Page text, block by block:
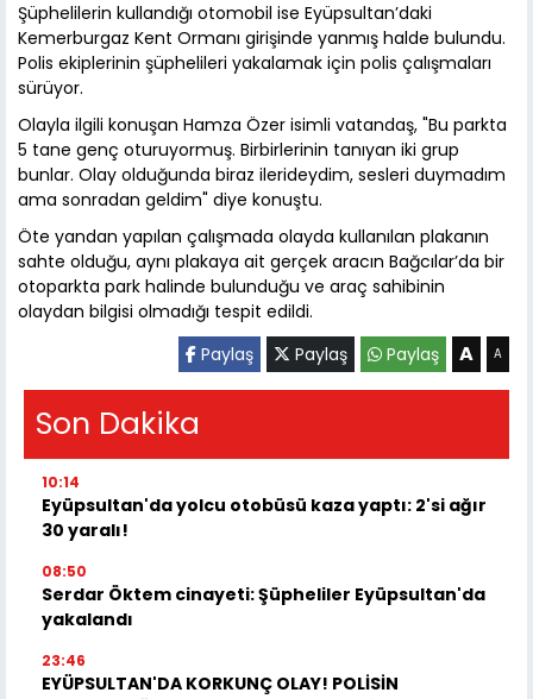
Şüphelilerin kullandığı otomobil ise Eyüpsultan’daki
Kemerburgaz Kent Ormanı girişinde yanmış halde bulundu.
Polis ekiplerinin şüphelileri yakalamak için polis çalışmaları
sürüyor.
Olayla ilgili konuşan Hamza Özer isimli vatandaş, "Bu parkta
5 tane genç oturuyormuş. Birbirlerinin tanıyan iki grup
bunlar. Olay olduğunda biraz ilerideydim, sesleri duymadım
ama sonradan geldim" diye konuştu.
Öte yandan yapılan çalışmada olayda kullanılan plakanın
sahte olduğu, aynı plakaya ait gerçek aracın Bağcılar’da bir
otoparkta park halinde bulunduğu ve araç sahibinin
olaydan bilgisi olmadığı tespit edildi.
Paylaş
Paylaş Paylaş A A
Son Dakika
10:14
Eyüpsultan'da yolcu otobüsü kaza yaptı: 2'si ağır
30 yaralı!
08:50
Serdar Öktem cinayeti: Şüpheliler Eyüpsultan'da
yakalandı
23:46
EYÜPSULTAN'DA KORKUNÇ OLAY! POLİSİN